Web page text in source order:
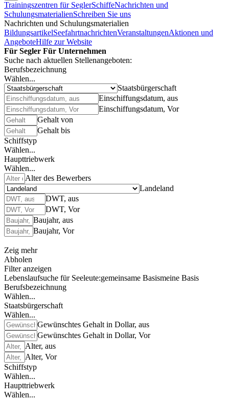
Trainingszentren für SeglerSchiffeNachrichten und
SchulungsmaterialienSchreiben Sie uns
Nachrichten und Schulungsmaterialien
BildungsartikelSeefahrtnachrichtenVeranstaltungenAktionen und
AngeboteHilfe zur Website
Für Segler Für Unternehmen
Suche nach aktuellen Stellenangeboten:
Berufsbezeichnung
Wählen...
Staatsbürgerschaft
Einschiffungsdatum, aus
Einschiffungsdatum, Vor
Gehalt von
Gehalt bis
Schiffstyp
Wählen...
Haupttriebwerk
Wählen...
Alter des Bewerbers
Landeland
DWT, aus
DWT, Vor
Baujahr, aus
Baujahr, Vor
Zeig mehr
Abholen
Filter anzeigen
Lebenslaufsuche für Seeleute:gemeinsame Basismeine Basis
Berufsbezeichnung
Wählen...
Staatsbürgerschaft
Wählen...
Gewünschtes Gehalt in Dollar, aus
Gewünschtes Gehalt in Dollar, Vor
Alter, aus
Alter, Vor
Schiffstyp
Wählen...
Haupttriebwerk
Wählen...